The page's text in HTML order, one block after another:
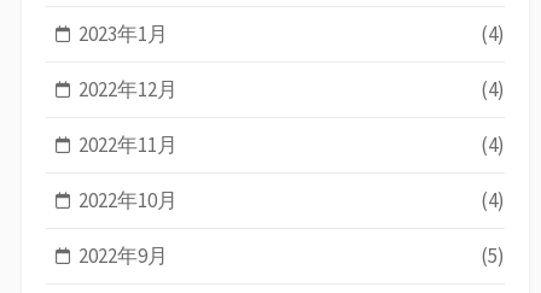
2023年1月 (4)
2022年12月 (4)
2022年11月 (4)
2022年10月 (4)
2022年9月 (5)